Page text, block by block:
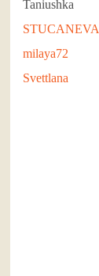
Taniushka
STUCANEVA
milaya72
Svettlana